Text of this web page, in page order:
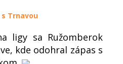
Trnavou
ligy sa Ružomberok
kde odohral zápas s